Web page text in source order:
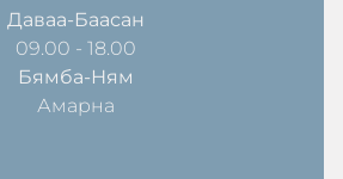
Даваа-Баасан
09.00 - 18.00
Бямба-Ням
Амарна